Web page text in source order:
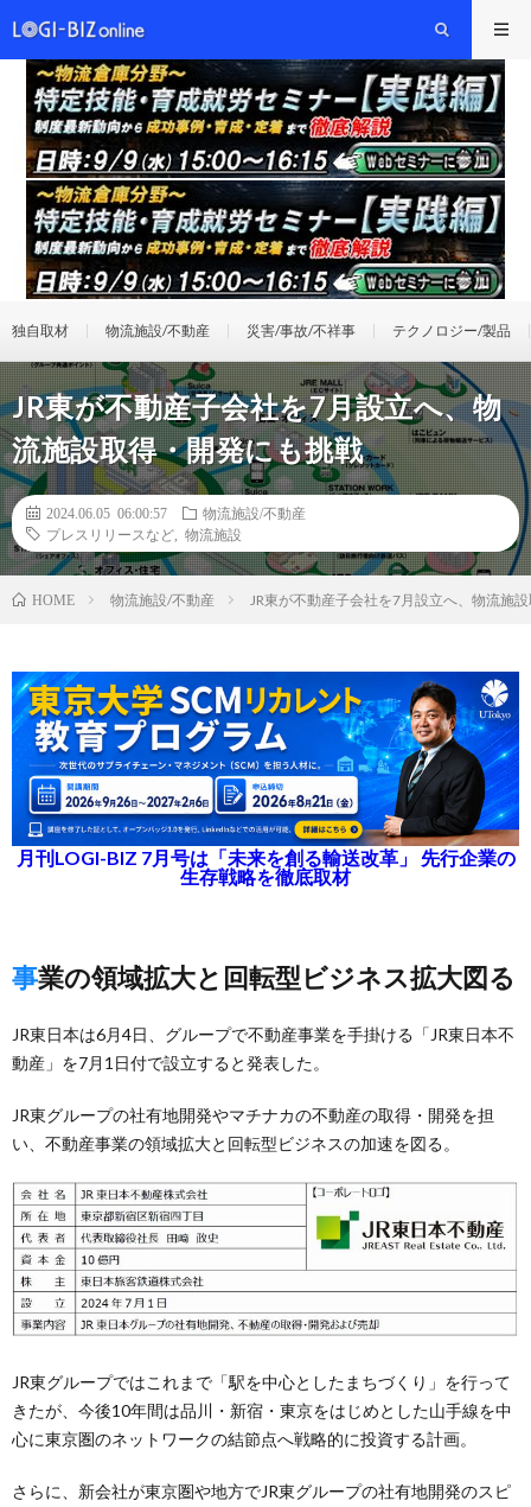
独自取材 物流施設/不動産 災害/事故/不祥事 テクノロジー/製品
JR東が不動産子会社を7月設立へ、物
流施設取得・開発にも挑戦
2024.06.05 06:00:57
物流施設/不動産
プレスリリースなど
物流施設
HOME 物流施設/不動産 JR東が不動産子会社を7月設立へ、物流施
月刊LOGI-BIZ 7月号は「未来を創る輸送改革」 先行企業の
生存戦略を徹底取材
事業の領域拡大と回転型ビジネス拡大図る
JR東日本は6月4日、グループで不動産事業を手掛ける「JR東日本不
動産」を7月1日付で設立すると発表した。
JR東グループの社有地開発やマチナカの不動産の取得・開発を担
い、不動産事業の領域拡大と回転型ビジネスの加速を図る。
JR東グループではこれまで「駅を中心としたまちづくり」を行って
きたが、今後10年間は品川・新宿・東京をはじめとした山手線を中
心に東京圏のネットワークの結節点へ戦略的に投資する計画。
さらに、新会社が東京圏や地方でJR東グループの社有地開発のスピ